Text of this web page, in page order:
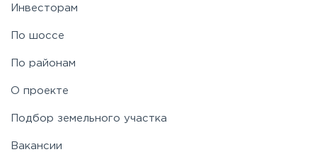
Инвесторам
По шоссе
По районам
О проекте
Подбор земельного участка
Вакансии